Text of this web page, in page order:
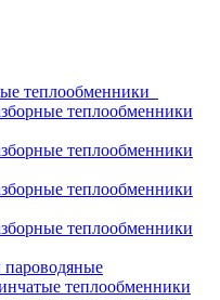
теплообменники
теплообменники
теплообменники
теплообменники
теплообменники
теплообменники